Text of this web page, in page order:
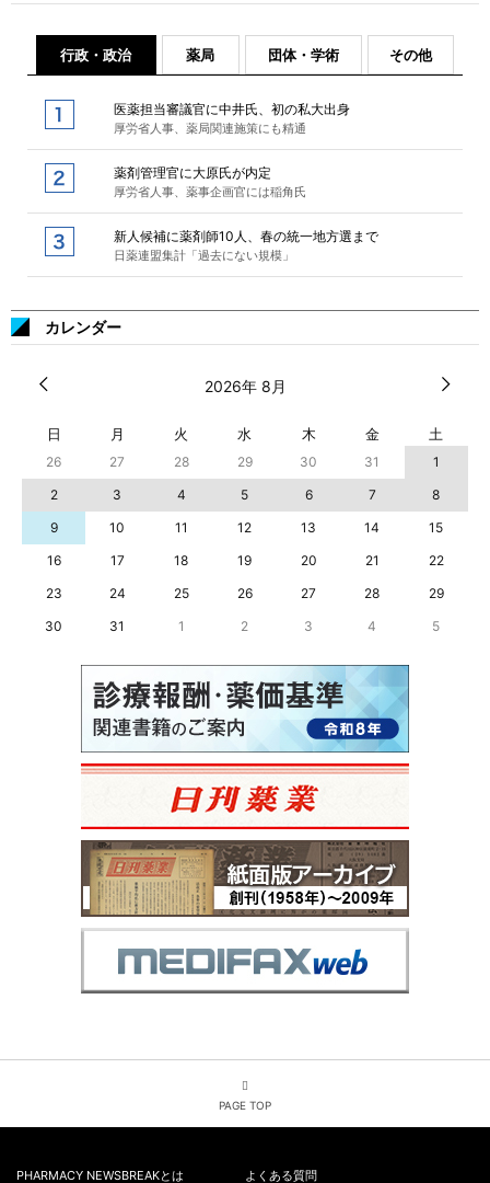
行政・政治 薬局 団体・学術 その他
医薬担当審議官に中井氏、初の私大出身
厚労省人事、薬局関連施策にも精通
薬剤管理官に大原氏が内定
厚労省人事、薬事企画官には稲角氏
新人候補に薬剤師10人、春の統一地方選まで
日薬連盟集計「過去にない規模」
カレンダー
2026年 8月
日 月 火 水 木 金 土
26 27 28 29 30 31
1
2
3 4 5 6 7
8
9
10 11 12 13 14
15
16
17 18 19 20 21
22
23
24 25 26 27 28
29
30
31 1 2 3 4 5
PAGE TOP
PHARMACY NEWSBREAKとは よくある質問